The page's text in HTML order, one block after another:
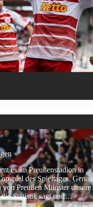
es im Preußenstadion in
des Spieltages. Genau
Preußen Münster unsere
die Statistik sagt und…